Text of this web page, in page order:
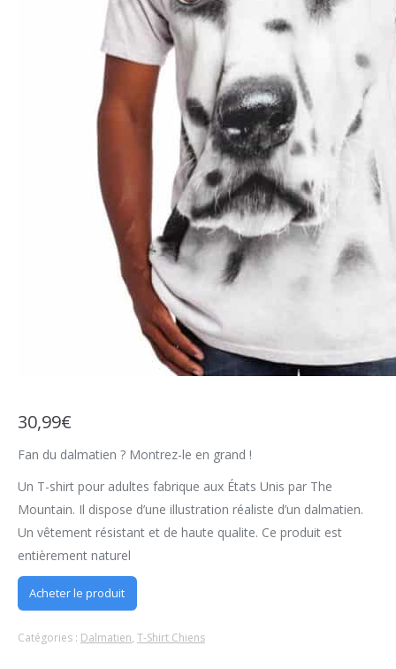
30,99€
Fan du dalmatien ? Montrez-le en grand !
Un T-shirt pour adultes fabrique aux États Unis par The
Mountain. Il dispose d’une illustration réaliste d’un dalmatien.
Un vêtement résistant et de haute qualite. Ce produit est
entièrement naturel
Acheter le produit
Catégories : Dalmatien, T-Shirt Chiens